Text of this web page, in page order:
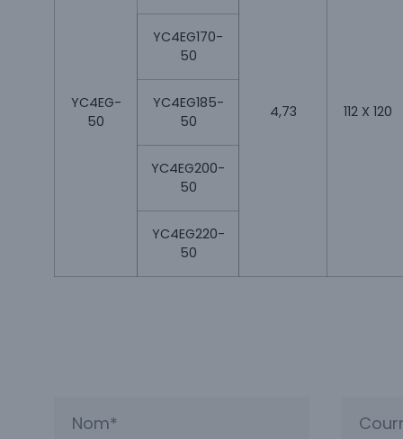
YC4EG-
50
4,73 112 X 120
YC4EG170-
50
YC4EG185-
50
YC4EG200-
50
YC4EG220-
50